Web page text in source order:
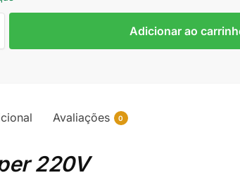
Adicionar ao
Avaliações 0
220V